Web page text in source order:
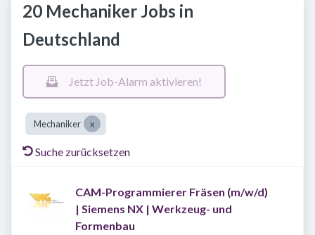
20 Mechaniker Jobs in
Deutschland
Jetzt Job-Alarm aktivieren!
Mechaniker
Suche zurücksetzen
CAM-Programmierer Fräsen (m/w/d)
| Siemens NX | Werkzeug- und
Formenbau